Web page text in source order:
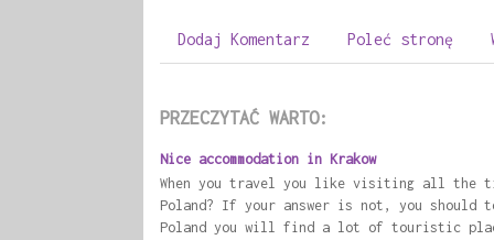
Dodaj Komentarz Poleć stronę
PRZECZYTAĆ WARTO:
Nice accommodation in Krakow
When you travel you like visiting all the
Poland? If your answer is not, you should
Poland you will find a lot of touristic